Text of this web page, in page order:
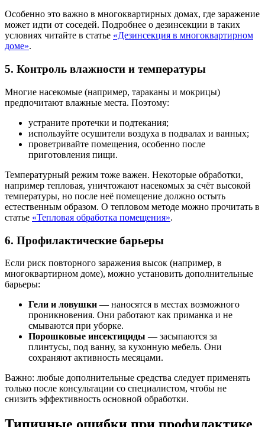
Особенно это важно в многоквартирных домах, где заражение
может идти от соседей. Подробнее о дезинсекции в таких
условиях читайте в статье «Дезинсекция в многоквартирном
доме».
5. Контроль влажности и температуры
Многие насекомые (например, тараканы и мокрицы)
предпочитают влажные места. Поэтому:
устраните протечки и подтекания;
используйте осушители воздуха в подвалах и ванных;
проветривайте помещения, особенно после
приготовления пищи.
Температурный режим тоже важен. Некоторые обработки,
например тепловая, уничтожают насекомых за счёт высокой
температуры, но после неё помещение должно остыть
естественным образом. О тепловом методе можно прочитать в
статье «Тепловая обработка помещения».
6. Профилактические барьеры
Если риск повторного заражения высок (например, в
многоквартирном доме), можно установить дополнительные
барьеры:
Гели и ловушки — наносятся в местах возможного
проникновения. Они работают как приманка и не
смываются при уборке.
Порошковые инсектициды — засыпаются за
плинтусы, под ванну, за кухонную мебель. Они
сохраняют активность месяцами.
Важно: любые дополнительные средства следует применять
только после консультации со специалистом, чтобы не
снизить эффективность основной обработки.